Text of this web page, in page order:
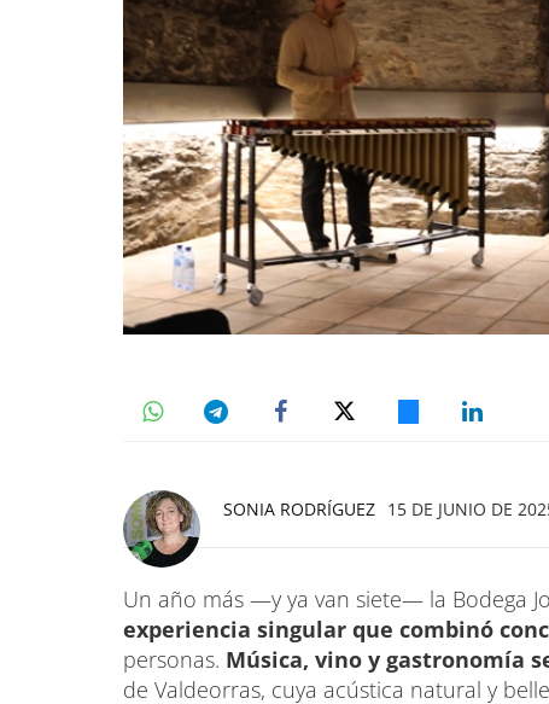
SONIA RODRÍGUEZ 15 DE JUNIO DE
Un año más —y ya van siete— la Bodega
experiencia singular que combinó
personas. Música, vino y gastronomía
de Valdeorras, cuya acústica natural y